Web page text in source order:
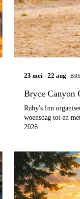
23 mei - 22 aug
Bryce Canyon
Ruby's Inn
woensdag tot en
2026.